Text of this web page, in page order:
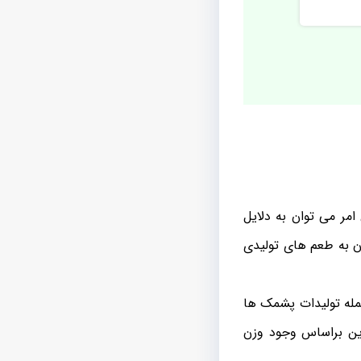
می توان به دلایل
به طعم های تولیدی
تولیدات پشمک ها
براساس وجود وزن